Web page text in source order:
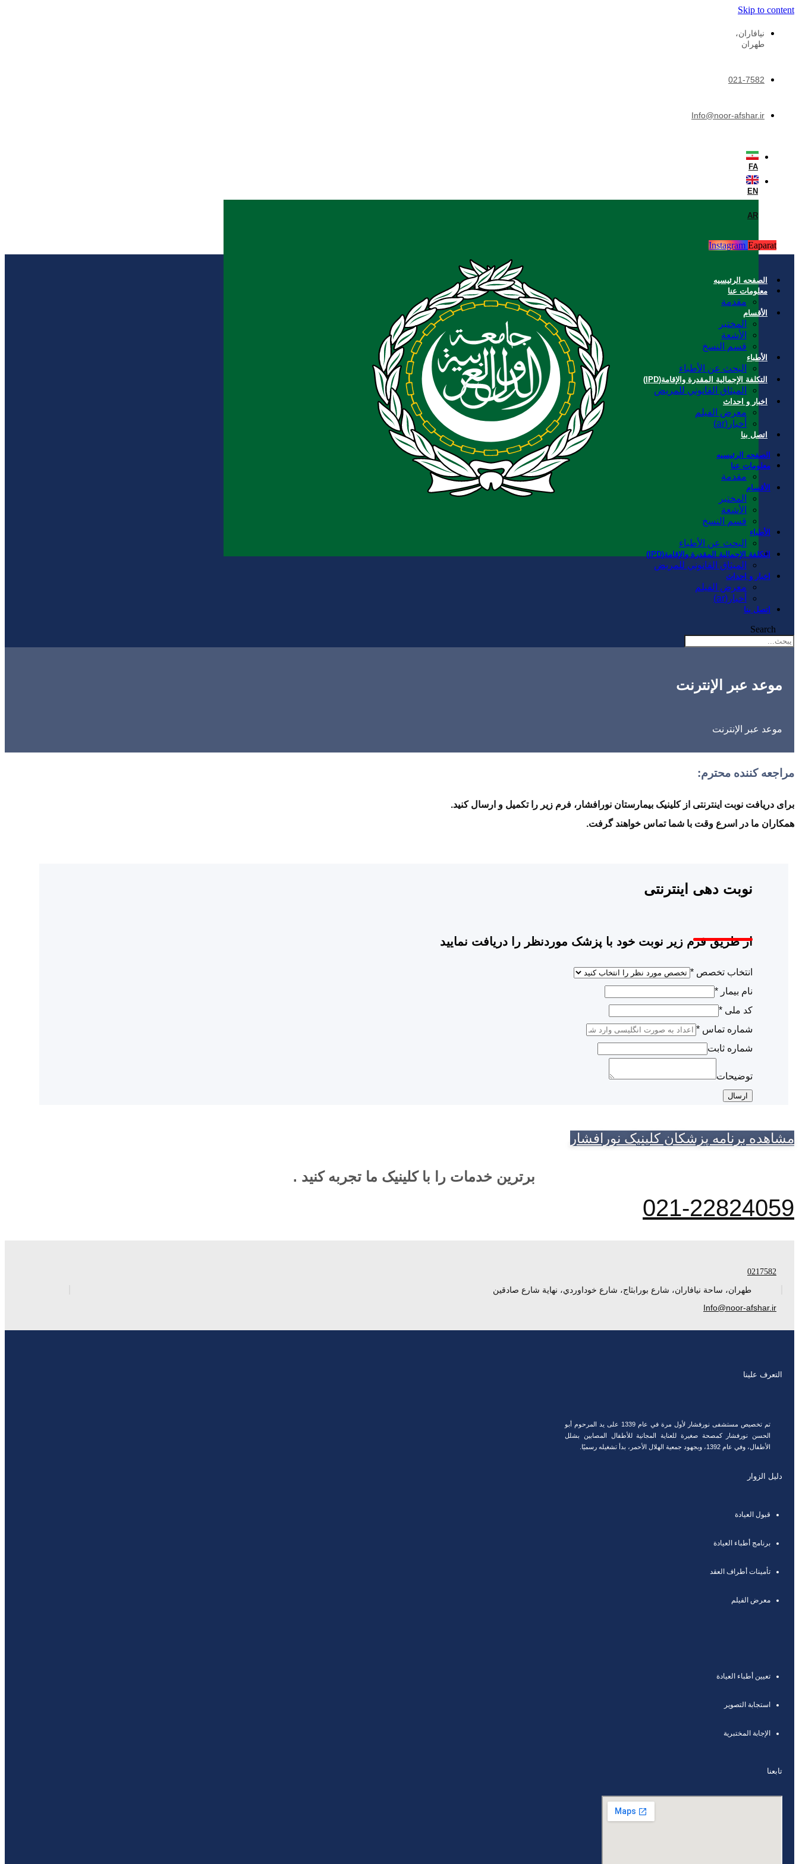
Skip to content
نيافاران،
طهران
021-7582
Info@noor-afshar.ir
FA
EN
AR
Instagram Eaparat
الصفحه الرئیسیه
معلومات عنا
مقدمة
الأقسام
المختبر
الأشعة
قسم النسخ
الأطباء
البحث عن الأطباء
التكلفة الإجمالية المقدرة والإقامة(IPD)
الميثاق القانوني للمريض
اخبار و احداث
معرض الفيلم
أخبار(ar)
اتصل بنا
الصفحه الرئیسیه
معلومات عنا
مقدمة
الأقسام
المختبر
الأشعة
قسم النسخ
الأطباء
البحث عن الأطباء
التكلفة الإجمالية المقدرة والإقامة(IPD)
الميثاق القانوني للمريض
اخبار و احداث
معرض الفيلم
أخبار(ar)
اتصل بنا
Search
موعد عبر الإنترنت
موعد عبر الإنترنت
مراجعه کننده محترم:
برای دریافت نوبت اینترنتی از کلینیک بیمارستان نورافشار، فرم زیر را تکمیل و ارسال کنید.
همکاران ما در اسرع وقت با شما تماس خواهند گرفت.
نوبت دهی اینترنتی
از طریق فرم زیر نوبت خود با پزشک موردنظر را دریافت نمایید
انتخاب تخصص *
نام بیمار *
کد ملی *
شماره تماس *
شماره ثابت
توضیحات
ارسال
مشاهده برنامه پزشکان کلینیک نورافشار
برترین خدمات را با کلینیک ما تجربه کنید .
021-22824059
0217582
طهران، ساحة نيافاران، شارع بورابثاج، شارع خوداوردي، نهاية شارع صادقين
Info@noor-afshar.ir
التعرف علينا
تم تخصيص مستشفى نورفشار لأول مرة في عام 1339 على يد المرحوم أبو
الحسن نورفشار كمصحة صغيرة للعناية المجانية للأطفال المصابين بشلل
الأطفال، وفي عام 1392، وبجهود جمعية الهلال الأحمر، بدأ تشغيله رسميًا.
دليل الزوار
قبول العيادة
برنامج أطباء العيادة
تأمينات أطراف العقد
معرض الفيلم
تعيين أطباء العيادة
استجابة التصوير
الإجابة المختبرية
تابعنا